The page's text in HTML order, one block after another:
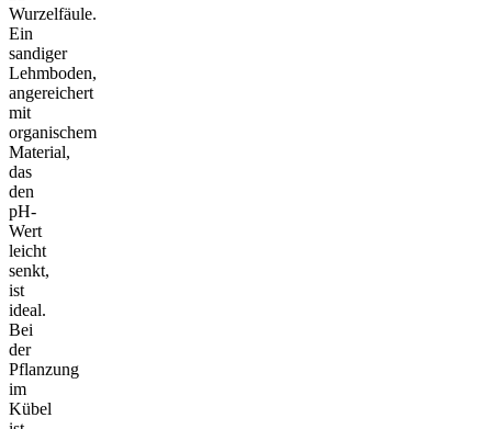
Wurzelfäule.
Ein
sandiger
Lehmboden,
angereichert
mit
organischem
Material,
das
den
pH-
Wert
leicht
senkt,
ist
ideal.
Bei
der
Pflanzung
im
Kübel